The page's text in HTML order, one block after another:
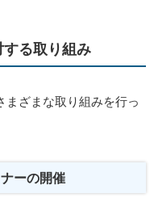
る取り組み
ざまな取り組みを行っ
ーの開催